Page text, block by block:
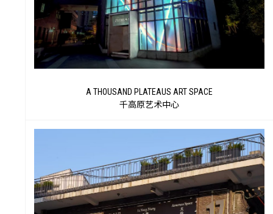
A THOUSAND PLATEAUS ART SPACE
千高原艺术中心